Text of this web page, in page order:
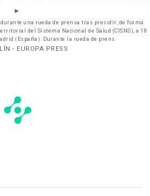
una rueda de prensa tras presidir, de forma
del Sistema Nacional de Salud (CISNS), a 18
(España). Durante la rueda de prens
- EUROPA PRESS